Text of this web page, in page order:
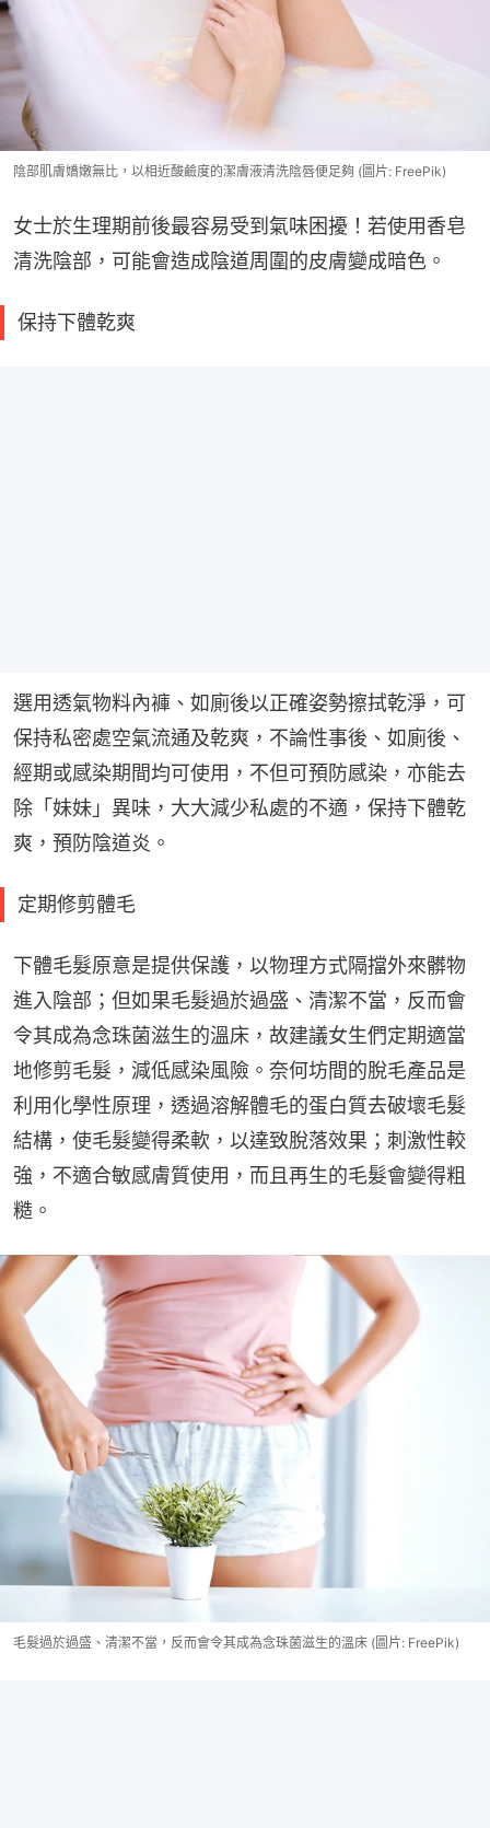
陰部肌膚嬌嫩無比，以相近酸鹼度的潔膚液清洗陰唇便足夠 (圖片: FreePik)
女士於生理期前後最容易受到氣味困擾！若使用香皂
清洗陰部，可能會造成陰道周圍的皮膚變成暗色。
保持下體乾爽
選用透氣物料內褲、如廁後以正確姿勢擦拭乾淨，可
保持私密處空氣流通及乾爽，不論性事後、如廁後、
經期或感染期間均可使用，不但可預防感染，亦能去
除「妹妹」異味，大大減少私處的不適，保持下體乾
爽，預防陰道炎。
定期修剪體毛
下體毛髮原意是提供保護，以物理方式隔擋外來髒物
進入陰部；但如果毛髮過於過盛、清潔不當，反而會
令其成為念珠菌滋生的溫床，故建議女生們定期適當
地修剪毛髮，減低感染風險。奈何坊間的脫毛產品是
利用化學性原理，透過溶解體毛的蛋白質去破壞毛髮
結構，使毛髮變得柔軟，以達致脫落效果；刺激性較
強，不適合敏感膚質使用，而且再生的毛髮會變得粗
糙。
毛髮過於過盛、清潔不當，反而會令其成為念珠菌滋生的溫床 (圖片: FreePik)